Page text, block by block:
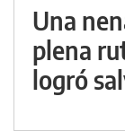
Una
plena
logró